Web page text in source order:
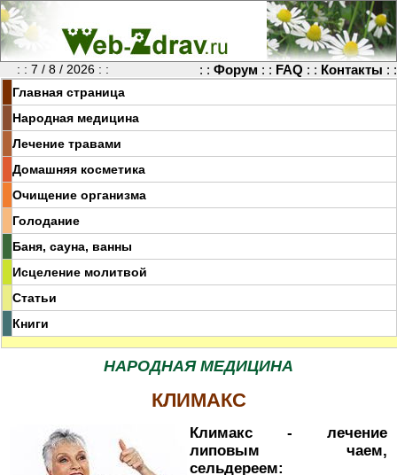
: : 7 / 8 / 2026 : : : : Форум : : FAQ : : Контакты : :
Главная страница
Народная медицина
Лечение травами
Домашняя косметика
Очищение организма
Голодание
Баня, сауна, ванны
Исцеление молитвой
Статьи
Книги
НАРОДНАЯ МЕДИЦИНА
КЛИМАКС
Климакс - лечение
липовым чаем,
сельдереем: